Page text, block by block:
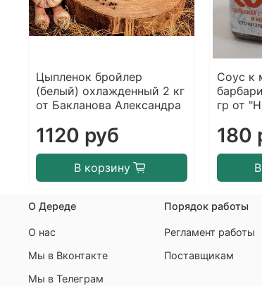
Цыпленок бройлер
(белый) охлажденный 2 кг
от Бакланова Александра
1120 руб
В корзину
Соус к
гр от
180
О Дереде
О нас
Мы в Вконтакте
Мы в Телеграм
Порядок работы
Регламент работы
Поставщикам